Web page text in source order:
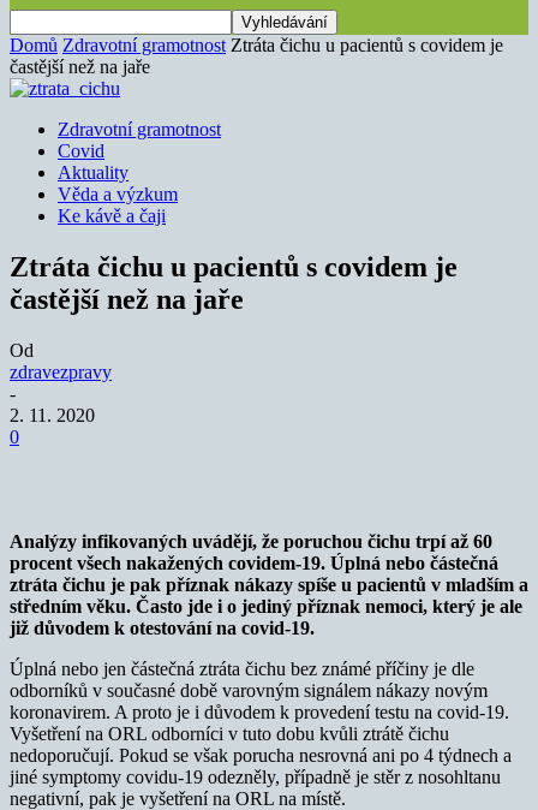
Domů Zdravotní gramotnost Ztráta čichu u pacientů s covidem je
častější než na jaře
Zdravotní gramotnost
Covid
Aktuality
Věda a výzkum
Ke kávě a čaji
Ztráta čichu u pacientů s covidem je
častější než na jaře
Od
zdravezpravy
-
2. 11. 2020
0
Analýzy infikovaných uvádějí, že poruchou čichu trpí až 60
procent všech nakažených covidem-19. Úplná nebo částečná
ztráta čichu je pak příznak nákazy spíše u pacientů v mladším a
středním věku. Často jde i o jediný příznak nemoci, který je ale
již důvodem k otestování na covid-19.
Úplná nebo jen částečná ztráta čichu bez známé příčiny je dle
odborníků v současné době varovným signálem nákazy novým
koronavirem. A proto je i důvodem k provedení testu na covid-19.
Vyšetření na ORL odborníci v tuto dobu kvůli ztrátě čichu
nedoporučují. Pokud se však porucha nesrovná ani po 4 týdnech a
jiné symptomy covidu-19 odezněly, případně je stěr z nosohltanu
negativní, pak je vyšetření na ORL na místě.